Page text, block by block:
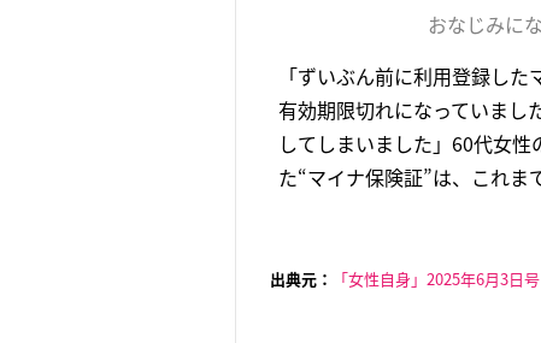
おなじみに
「ずいぶん前に利用登録し
有効期限切れになっていまし
してしまいました」60代女
た“マイナ保険証”は、これ
出典元： 「女性自身」2025年6月3日号